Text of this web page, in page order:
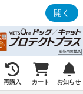
開く
再購入 カート お知らせ